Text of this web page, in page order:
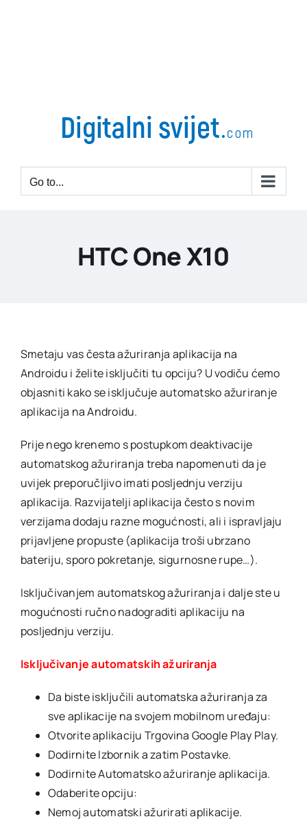
Go to...
HTC One X10
Smetaju vas česta ažuriranja aplikacija na
Androidu i želite isključiti tu opciju? U vodiču ćemo
objasniti kako se isključuje automatsko ažuriranje
aplikacija na Androidu.
Prije nego krenemo s postupkom deaktivacije
automatskog ažuriranja treba napomenuti da je
uvijek preporučljivo imati posljednju verziju
aplikacija. Razvijatelji aplikacija često s novim
verzijama dodaju razne mogućnosti, ali i ispravljaju
prijavljene propuste (aplikacija troši ubrzano
bateriju, sporo pokretanje, sigurnosne rupe…).
Isključivanjem automatskog ažuriranja i dalje ste u
mogućnosti ručno nadograditi aplikaciju na
posljednju verziju.
Isključivanje automatskih ažuriranja
Da biste isključili automatska ažuriranja za
sve aplikacije na svojem mobilnom uređaju:
Otvorite aplikaciju Trgovina Google Play Play.
Dodirnite Izbornik a zatim Postavke.
Dodirnite Automatsko ažuriranje aplikacija.
Odaberite opciju:
Nemoj automatski ažurirati aplikacije.